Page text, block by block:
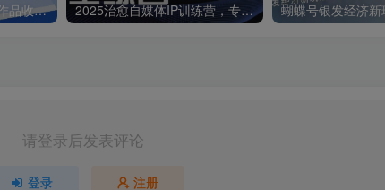
抖音图文新玩法：89条作品收获18.1W粉丝，变现容易全流程教学 2025治愈自媒体IP训练营，专为疗愈领域从业者打造
请登录后发表评论
登录 注册